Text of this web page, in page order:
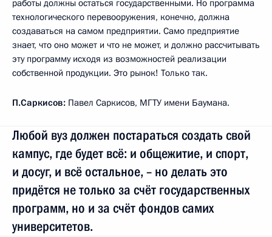
работы должны остаться государственными. Но программа
технологического перевооружения, конечно, должна
создаваться на самом предприятии. Само предприятие
знает, что оно может и что не может, и должно рассчитывать
эту программу исходя из возможностей реализации
собственной продукции. Это рынок! Только так.
П.Саркисов: Павел Саркисов, МГТУ имени Баумана.
Любой вуз должен постараться создать свой
кампус, где будет всё: и общежитие, и спорт,
и досуг, и всё остальное, – но делать это
придётся не только за счёт государственных
программ, но и за счёт фондов самих
университетов.